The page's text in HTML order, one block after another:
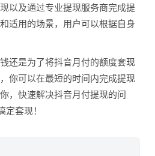
以及通过专业提现服务商完成提
适用的场景，用户可以根据自身
还是为了将抖音月付的额度套现
你可以在最短的时间内完成提现
，快速解决抖音月付提现的问
套现！